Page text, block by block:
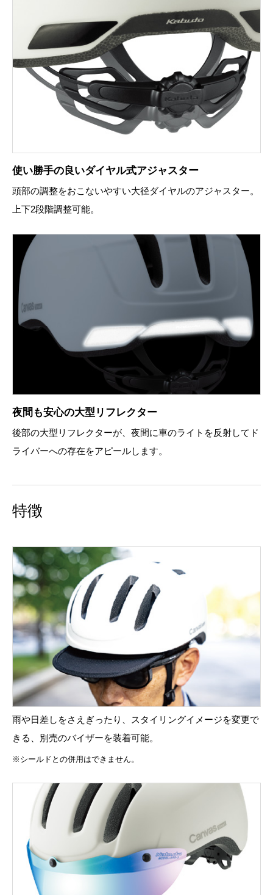
使い勝手の良いダイヤル式アジャスター
頭部の調整をおこないやすい大径ダイヤルのアジャスター。
上下2段階調整可能。
夜間も安心の大型リフレクター
後部の大型リフレクターが、夜間に車のライトを反射してド
ライバーへの存在をアピールします。
特徴
雨や日差しをさえぎったり、スタイリングイメージを変更で
きる、別売のバイザーを装着可能。
※シールドとの併用はできません。